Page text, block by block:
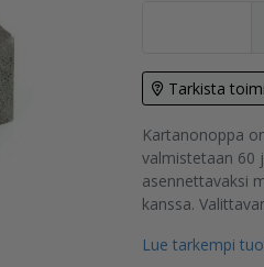
Tarkista
Kartanonoppa
valmistetaan 60
asennettavaksi
kanssa.
Lue tarkempi